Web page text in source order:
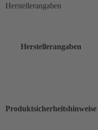
Herstellerangaben
Herstellerangaben
Produktsicherheitshinweise